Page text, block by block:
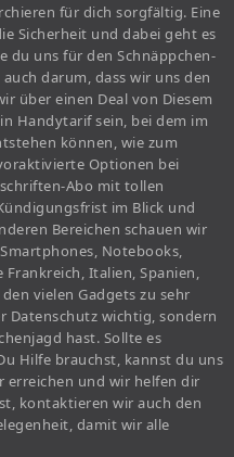
für dich sorgfältig. Eine
Sicherheit und dabei geht es
du uns für den Schnäppchen-
darum, dass wir uns den
über einen Deal von Diesem
Handytarif sein, bei dem im
können, wie zum
Optionen bei
Abo mit tollen
im Blick und
Bereichen schauen wir
Notebooks,
Italien, Spanien,
vielen Gadgets zu sehr
Datenschutz wichtig, sondern
hast. Sollte es
Hilfe brauchst, kannst du uns
erreichen und wir helfen dir
kontaktieren wir auch den
damit wir alle